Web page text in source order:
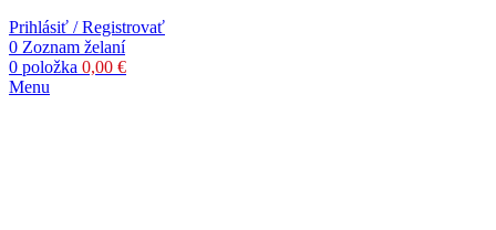
Prihlásiť / Registrovať
0 Zoznam želaní
0 položka 0,00 €
Menu